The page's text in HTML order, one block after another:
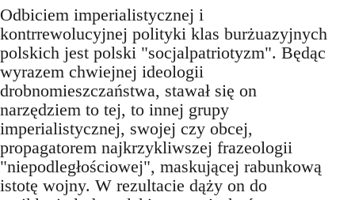
Odbiciem imperialistycznej i
kontrrewolucyjnej polityki klas burżuazyjnych
polskich jest polski "socjalpatriotyzm". Będąc
wyrazem chwiejnej ideologii
drobnomieszczaństwa, stawał się on
narzędziem to tej, to innej grupy
imperialistycznej, swojej czy obcej,
propagatorem najkrzykliwszej frazeologii
"niepodległościowej", maskującej rabunkową
istotę wojny. W rezultacie dąży on do